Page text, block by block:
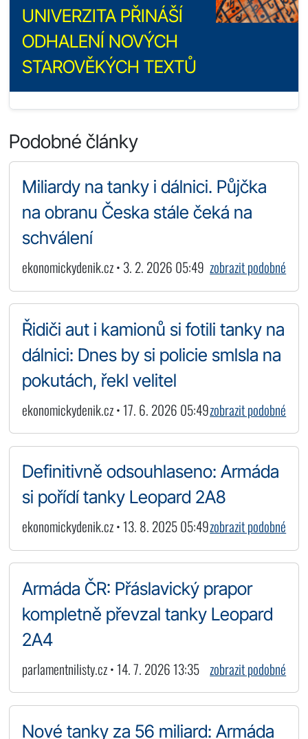
UNIVERZITA PŘINÁŠÍ
ODHALENÍ NOVÝCH
STAROVĚKÝCH TEXTŮ
Podobné články
Miliardy na tanky i dálnici. Půjčka
na obranu Česka stále čeká na
schválení
ekonomickydenik.cz • 3. 2. 2026 05:49 zobrazit podobné
Řidiči aut i kamionů si fotili tanky na
dálnici: Dnes by si policie smlsla na
pokutách, řekl velitel
ekonomickydenik.cz • 17. 6. 2026 05:49zobrazit podobné
Definitivně odsouhlaseno: Armáda
si pořídí tanky Leopard 2A8
ekonomickydenik.cz • 13. 8. 2025 05:49zobrazit podobné
Armáda ČR: Přáslavický prapor
kompletně převzal tanky Leopard
2A4
parlamentnilisty.cz • 14. 7. 2026 13:35 zobrazit podobné
Nové tanky za 56 miliard: Armáda